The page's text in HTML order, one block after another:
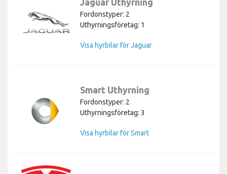
Fordonstyper: 2
Uthyrningsföretag: 1
Visa hyrbilar för Jaguar
Smart Uthyrning
Fordonstyper: 2
Uthyrningsföretag: 3
Visa hyrbilar för Smart